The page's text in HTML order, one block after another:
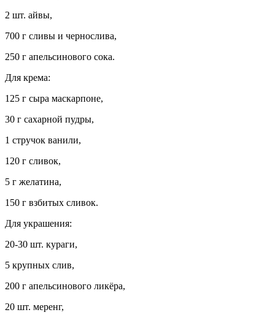
2 шт. айвы,
700 г сливы и чернослива,
250 г апельсинового сока.
Для крема:
125 г сыра маскарпоне,
30 г сахарной пудры,
1 стручок ванили,
120 г сливок,
5 г желатина,
150 г взбитых сливок.
Для украшения:
20-30 шт. кураги,
5 крупных слив,
200 г апельсинового ликёра,
20 шт. меренг,